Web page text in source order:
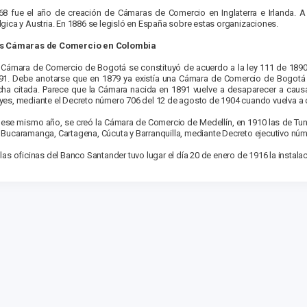
fue el año de creación de Cámaras de Comercio en Inglaterra e Irlanda.
y Austria. En 1886 se legisló en España sobre estas organizaciones.
Cámaras de Comercio en Colombia
de Comercio de Bogotá se constituyó de acuerdo a la ley 111 de
Debe anotarse que en 1879 ya existía una Cámara de Comercio de
citada. Parece que la Cámara nacida en 1891 vuelve a desaparecer a
mediante el Decreto número 706 del 12 de agosto de 1904 cuando vuelva
ese mismo año, se creó la Cámara de Comercio de Medellín, en 1910 las de
Cartagena, Cúcuta y Barranquilla, mediante Decreto ejecutivo
las oficinas del Banco Santander tuvo lugar el día 20 de enero de 1916 la